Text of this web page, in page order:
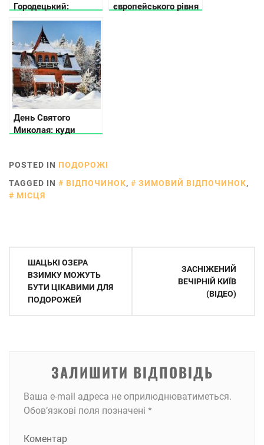
Городецький:
Людина із «будинку
з химерами»
європейського рівня
День Святого
Миколая: куди
POSTED IN ПОДОРОЖІ
TAGGED IN
ВІДПОЧИНОК, ЗИМОВИЙ ВІДПОЧИНОК,
МІСЦЯ
Навігація
записів
ШАЦЬКІ ОЗЕРА
ВЗИМКУ МОЖУТЬ
БУТИ ЦІКАВИМИ ДЛЯ
ПОДОРОЖЕЙ
ЗАСНІЖЕНИЙ
ВЕЧІРНІЙ КИЇВ
(ВІДЕО)
ЗАЛИШИТИ ВІДПОВІДЬ
Ваша e-mail адреса не оприлюднюватиметься.
Обов’язкові поля позначені *
Коментар